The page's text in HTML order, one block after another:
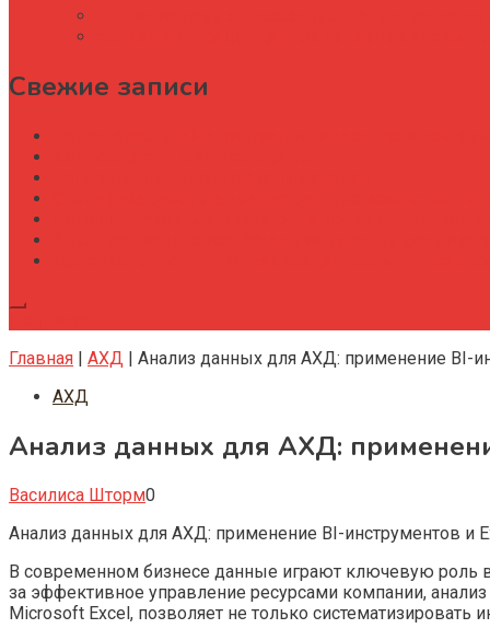
Свежие записи
Главная | АХД | Анализ данных для АХД: применение BI-
АХД
Анализ данных для АХД:
Василиса Шторм0
Анализ данных для АХД: применение BI-инструментов и
В современном бизнесе данные играют ключевую роль
за эффективное управление ресурсами компании,
Microsoft Excel, позволяет не только